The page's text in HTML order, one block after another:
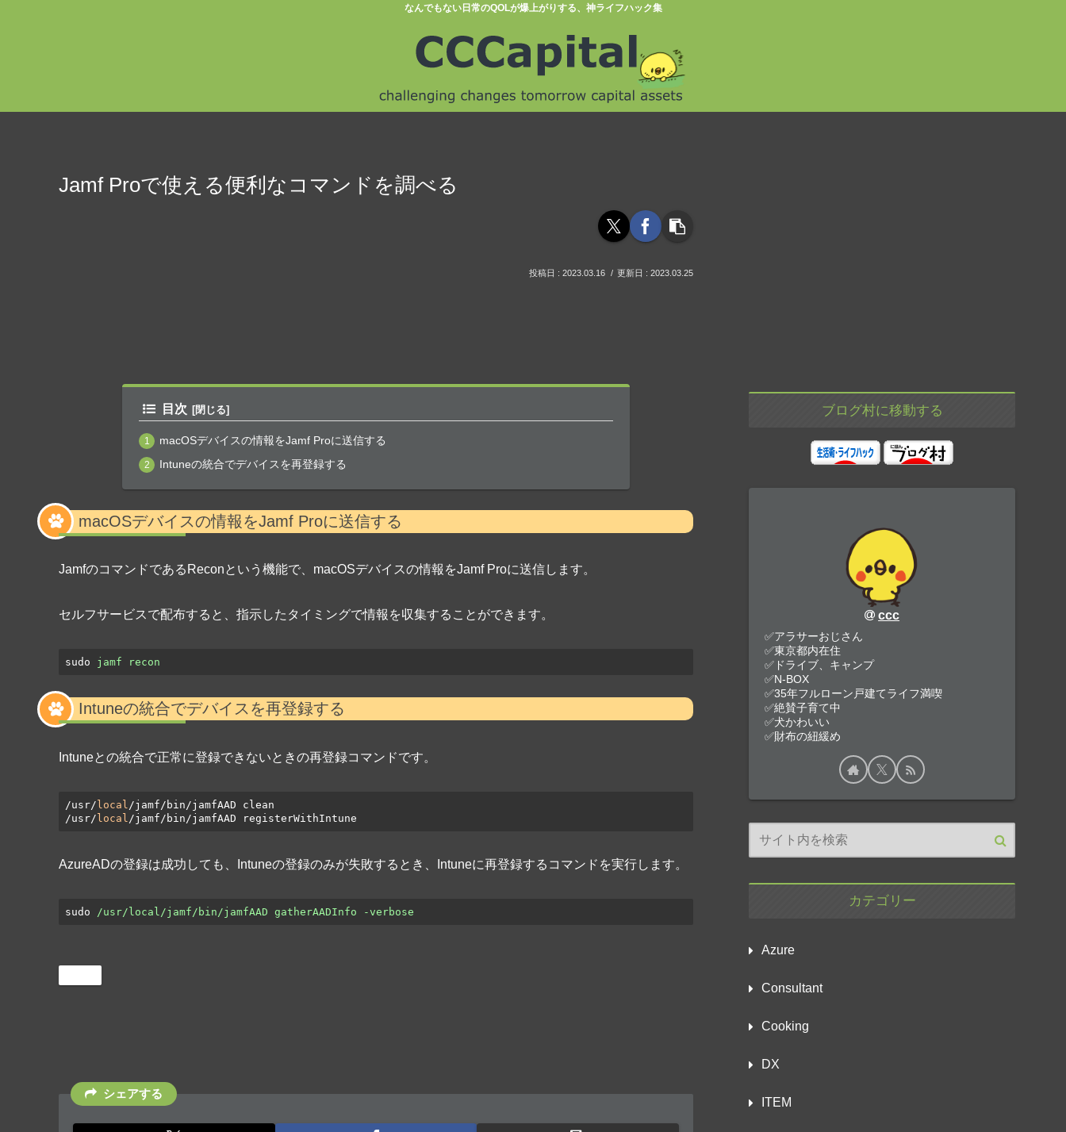
なんでもない日常のQOLが爆上がりする、神ライフハック集
Jamf Proで使える便利なコマンドを調べる
2023.03.16 2023.03.25
目次
macOSデバイスの情報をJamf Proに送信する
Intuneの統合でデバイスを再登録する
macOSデバイスの情報をJamf Proに送信する
JamfのコマンドであるReconという機能で、macOSデバイスの情報をJamf Proに送信します。
セルフサービスで配布すると、指示したタイミングで情報を収集することができます。
sudo jamf recon
Intuneの統合でデバイスを再登録する
Intuneとの統合で正常に登録できないときの再登録コマンドです。
/usr/local /jamf/bin/jamfAAD clean
/usr/local /jamf/bin/jamfAAD registerWithIntune
AzureADの登録は成功しても、Intuneの登録のみが失敗するとき、Intuneに再登録するコマンドを実行します。
sudo /usr/local/jamf/bin/jamfAAD gatherAADInfo -verbose
シェアする
ブログ村に移動する
ccc
✅アラサーおじさん
✅東京都内在住
✅ドライブ、キャンプ
✅N-BOX
✅35年フルローン戸建てライフ満喫
✅絶賛子育て中
✅犬かわいい
✅財布の紐緩め
カテゴリー
Azure
Consultant
Cooking
DX
ITEM